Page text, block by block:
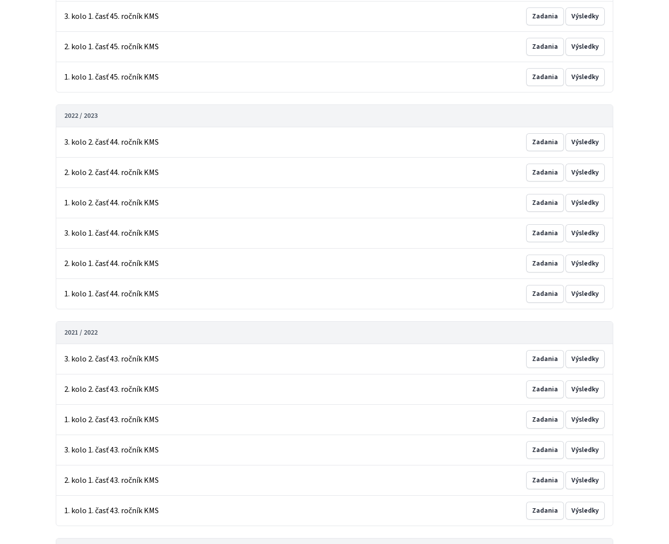
3. kolo 1. časť 45. ročník KMS Zadania Výsledky
2. kolo 1. časť 45. ročník KMS Zadania Výsledky
1. kolo 1. časť 45. ročník KMS Zadania Výsledky
2022 / 2023
3. kolo 2. časť 44. ročník KMS Zadania Výsledky
2. kolo 2. časť 44. ročník KMS Zadania Výsledky
1. kolo 2. časť 44. ročník KMS Zadania Výsledky
3. kolo 1. časť 44. ročník KMS Zadania Výsledky
2. kolo 1. časť 44. ročník KMS Zadania Výsledky
1. kolo 1. časť 44. ročník KMS Zadania Výsledky
2021 / 2022
3. kolo 2. časť 43. ročník KMS Zadania Výsledky
2. kolo 2. časť 43. ročník KMS Zadania Výsledky
1. kolo 2. časť 43. ročník KMS Zadania Výsledky
3. kolo 1. časť 43. ročník KMS Zadania Výsledky
2. kolo 1. časť 43. ročník KMS Zadania Výsledky
1. kolo 1. časť 43. ročník KMS Zadania Výsledky